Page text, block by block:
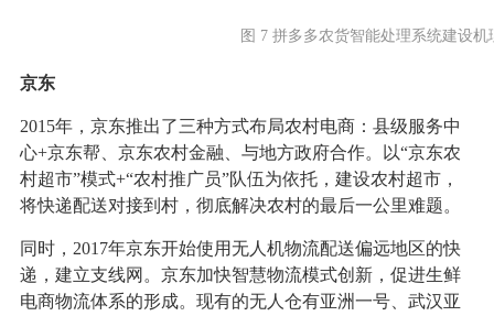
图 7 拼多多农货智能处理系统建设机
京东
2015年，京东推出了三种方式布局农村电商：县级服务中
心+京东帮、京东农村金融、与地方政府合作。以“京东农
村超市”模式+“农村推广员”队伍为依托，建设农村超市，
将快递配送对接到村，彻底解决农村的最后一公里难题。
同时，2017年京东开始使用无人机物流配送偏远地区的快
递，建立支线网。京东加快智慧物流模式创新，促进生鲜
电商物流体系的形成。现有的无人仓有亚洲一号、武汉亚